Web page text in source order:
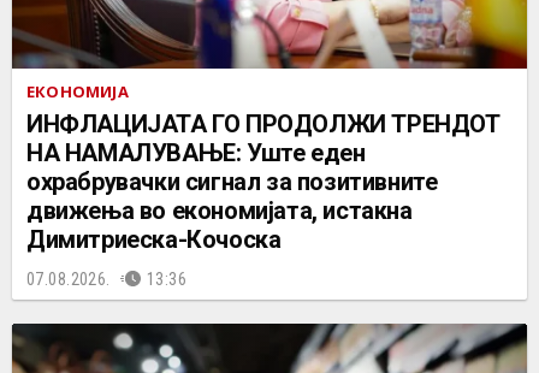
ЕКОНОМИЈА
ИНФЛАЦИЈАТА ГО ПРОДОЛЖИ ТРЕНДОТ
НА НАМАЛУВАЊЕ: Уште еден
охрабрувачки сигнал за позитивните
движења во економијата, истакна
Димитриеска-Кочоска
07.08.2026. 13:36